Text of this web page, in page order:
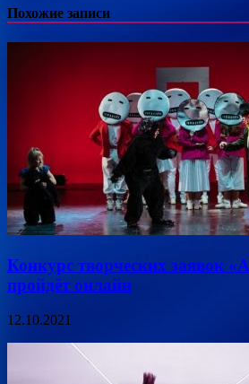
Похожие записи
Конкурс творческих заявок
пройдёт онлайн
12.10.2021